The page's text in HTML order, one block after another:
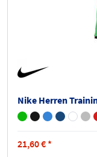
Nike Herren
21,60€ *